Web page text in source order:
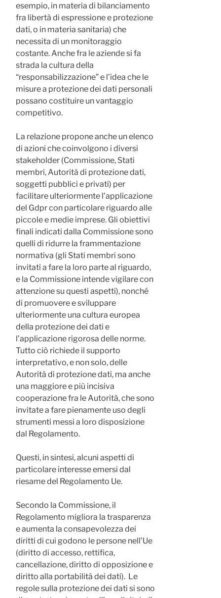
esempio, in materia di bilanciamento
fra libertà di espressione e protezione
dati, o in materia sanitaria) che
necessita di un monitoraggio
costante. Anche fra le aziende si fa
strada la cultura della
“responsabilizzazione” e l’idea che le
misure a protezione dei dati personali
possano costituire un vantaggio
competitivo.
La relazione propone anche un elenco
di azioni che coinvolgono i diversi
stakeholder (Commissione, Stati
membri, Autorità di protezione dati,
soggetti pubblici e privati) per
facilitare ulteriormente l’applicazione
del Gdpr con particolare riguardo alle
piccole e medie imprese. Gli obiettivi
finali indicati dalla Commissione sono
quelli di ridurre la frammentazione
normativa (gli Stati membri sono
invitati a fare la loro parte al riguardo,
e la Commissione intende vigilare con
attenzione su questi aspetti), nonché
di promuovere e sviluppare
ulteriormente una cultura europea
della protezione dei dati e
l’applicazione rigorosa delle norme.
Tutto ciò richiede il supporto
interpretativo, e non solo, delle
Autorità di protezione dati, ma anche
una maggiore e più incisiva
cooperazione fra le Autorità, che sono
invitate a fare pienamente uso degli
strumenti messi a loro disposizione
dal Regolamento.
Questi, in sintesi, alcuni aspetti di
particolare interesse emersi dal
riesame del Regolamento Ue.
Secondo la Commissione, il
Regolamento migliora la trasparenza
e aumenta la consapevolezza dei
diritti di cui godono le persone nell’Ue
(diritto di accesso, rettifica,
cancellazione, diritto di opposizione e
diritto alla portabilità dei dati). Le
regole sulla protezione dei dati si sono